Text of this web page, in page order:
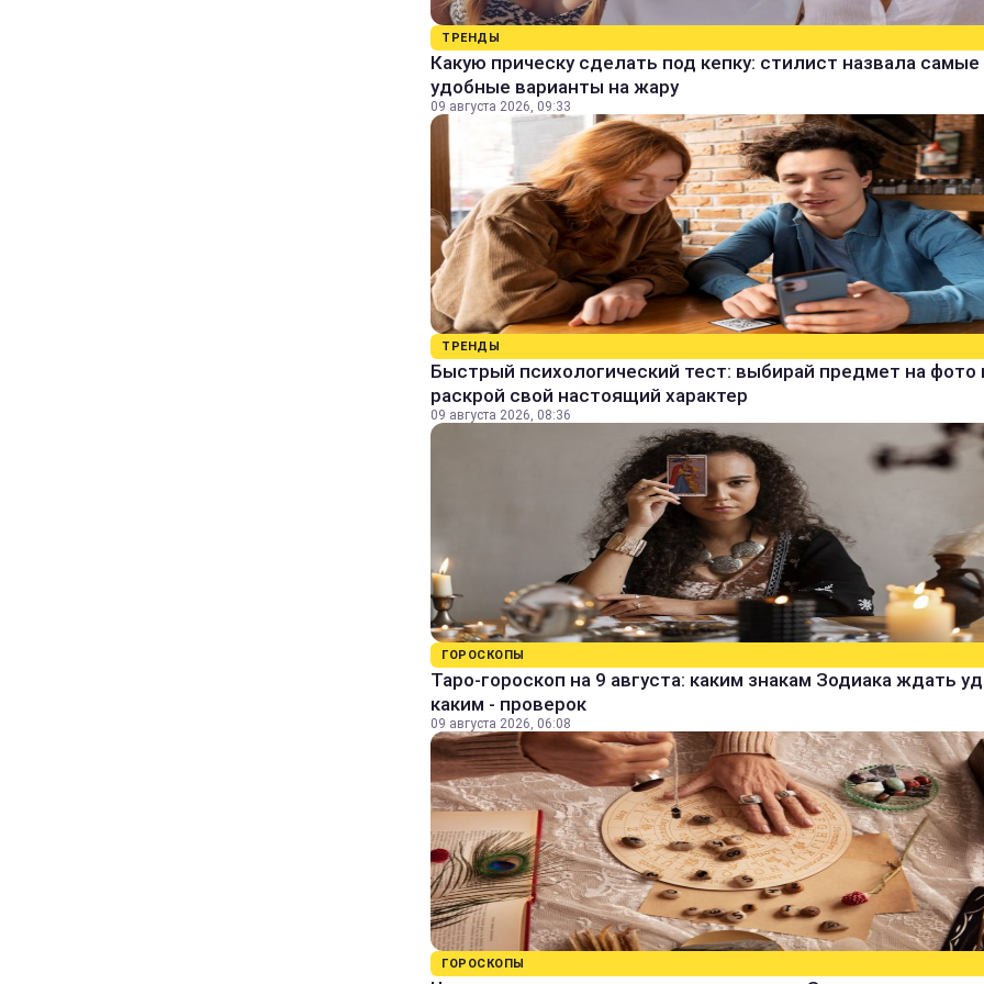
ТРЕНДЫ
Какую прическу сделать под кепку: стилист назвала самые
удобные варианты на жару
09 августа 2026, 09:33
ТРЕНДЫ
Быстрый психологический тест: выбирай предмет на фото
раскрой свой настоящий характер
09 августа 2026, 08:36
ГОРОСКОПЫ
Таро-гороскоп на 9 августа: каким знакам Зодиака ждать
каким - проверок
09 августа 2026, 06:08
ГОРОСКОПЫ